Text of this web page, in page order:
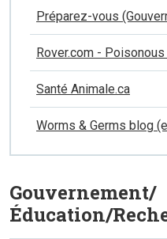
Préparez-vous
Rover.com -
Santé Animale.ca
Worms & Germs blog
Gouvernement/
Éducation/